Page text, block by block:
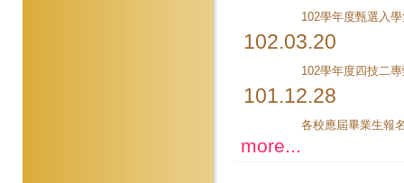
102.03.20
102學年度四技二
101.12.28
more...